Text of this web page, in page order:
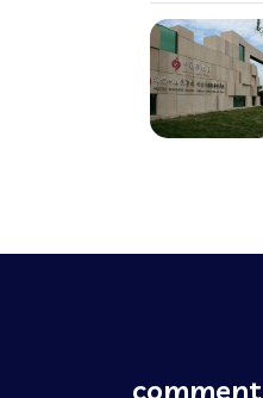
comment